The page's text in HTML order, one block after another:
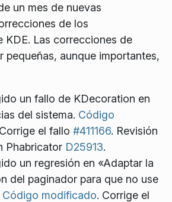
un mes de nuevas
de los
KDE. Las correcciones de
pequeñas, aunque importantes,
un fallo de KDecoration en
del sistema. Código
el fallo #411166. Revisión
Phabricator D25913.
un regresión en «Adaptar la
del paginador para que no use
Código modificado. Corrige el